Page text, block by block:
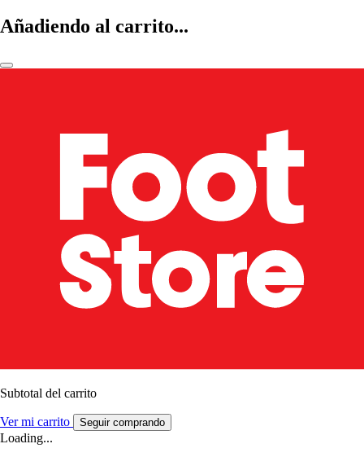
Añadiendo al carrito...
Subtotal del carrito
Ver mi carrito Seguir comprando
Loading...